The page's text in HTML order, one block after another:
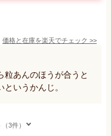
価格と在庫を楽天でチェック >>
粒あんのほうが合うと
いうかんじ。
3件）